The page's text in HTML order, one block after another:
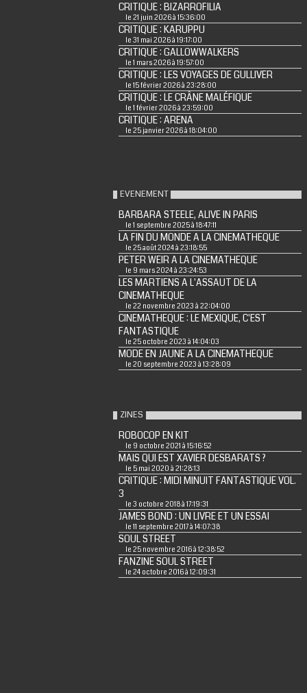
CRITIQUE : BIZARROFILIA
le 21 juin 2026 à 15:36:00
CRITIQUE : KARUPPU
le 31 mai 2026 à 19:17:00
CRITIQUE : GALLOWWALKERS
le 1 mars 2026 à 19:57:00
CRITIQUE : LES VOYAGES DE GULLIVER
le 15 février 2026 à 23:28:00
CRITIQUE : LE CRÂNE MALÉFIQUE
le 1 février 2026 à 23:59:00
CRITIQUE : ARENA
le 25 janvier 2026 à 18:04:00
EVENEMENT
BARBARA STEELE, ALIVE IN PARIS
le 1 septembre 2025 à 18:47:11
LA FIN DU MONDE A LA CINEMATHEQUE
le 25 août 2024 à 23:18:55
PETER WEIR A LA CINEMATHEQUE
le 9 mars 2024 à 23:24:53
LES MARTIENS A L'ASSAUT DE LA
CINEMATHEQUE
le 22 novembre 2023 à 22:04:00
CINEMATHEQUE : LE MEXIQUE, C'EST
FANTASTIQUE
le 25 octobre 2023 à 14:04:03
MODE EN JAUNE A LA CINEMATHEQUE
le 20 septembre 2023 à 13:28:09
ZINES
ROBOCOP EN KIT
le 9 octobre 2021 à 15:16:52
MAIS QUI EST XAVIER DESBARATS ?
le 5 mai 2020 à 21:28:13
CRITIQUE : MIDI MINUIT FANTASTIQUE VOL.
3
le 3 octobre 2018 à 17:19:31
JAMES BOND : UN LIVRE ET UN ESSAI
le 11 septembre 2017 à 14:07:38
SOUL STREET
le 25 novembre 2016 à 12:38:52
FANZINE SOUL STREET
le 24 octobre 2016 à 12:09:31